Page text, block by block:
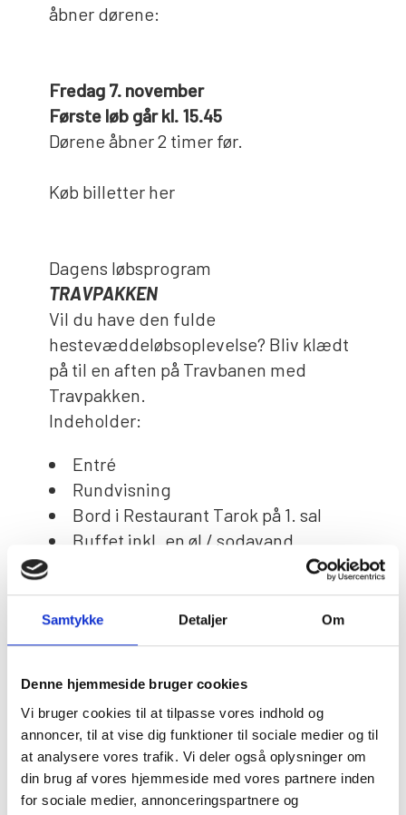
Samtykke Detaljer Om
Denne hjemmeside bruger cookies
Vi bruger cookies til at tilpasse vores indhold og
annoncer, til at vise dig funktioner til sociale medier og til
at analysere vores trafik. Vi deler også oplysninger om
din brug af vores hjemmeside med vores partnere inden
for sociale medier, annonceringspartnere og
åbner dørene:
Fredag 7. november
Første løb går kl. 15.45
Dørene åbner 2 timer før.
Køb billetter her
Dagens løbsprogram
TRAVPAKKEN
Vil du have den fulde
hestevæddeløbsoplevelse? Bliv klædt
på til en aften på Travbanen med
Travpakken.
Indeholder:
Entré
Rundvisning
Bord i Restaurant Tarok på 1. sal
Buffet inkl. en øl / sodavand
Spillevejledning med vært
(Travpakken kan købes i Tickster)
Køb billetter her
PLANLÆG DIT BESØG